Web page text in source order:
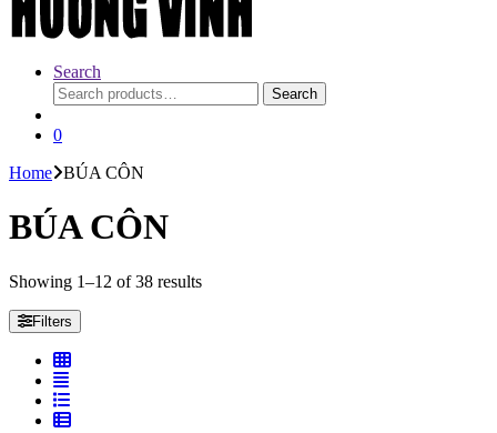
Search
Search
for:
Search
0
Home BÚA CÔN
BÚA CÔN
Showing 1–12 of 38 results
Filters